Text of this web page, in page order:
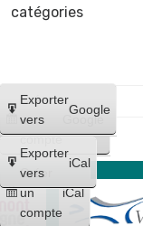
catégories
Créer
un
compte
Google
Créer
un
compte
iCal
Exporter
vers
Google
Exporter
vers
iCal